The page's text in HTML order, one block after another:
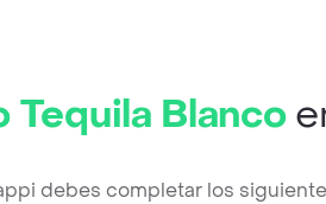
Tequila Blanco
debes completar los